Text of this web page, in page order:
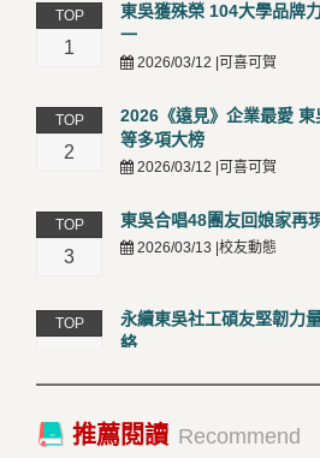
TOP
1
東吳獲殊榮 104大學品牌
一
2026/03/12 |可喜可賀
TOP
2
2026《遠見》企業最愛
等多項大榜
2026/03/12 |可喜可賀
TOP
3
東吳合唱48團友回娘家再
2026/03/13 |校友動態
TOP
永續東吳社工碩友堅韌力
絡
TOP
卓越永續校園 東吳大學連
50001三大國際驗證殊榮
推薦閱讀 Recommend